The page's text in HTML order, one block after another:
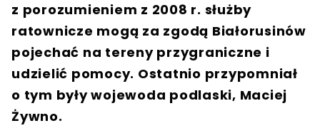
z porozumieniem z 2008 r. służby
ratownicze mogą za zgodą Białorusinów
pojechać na tereny przygraniczne i
udzielić pomocy. Ostatnio przypomniał
o tym były wojewoda podlaski, Maciej
Żywno.